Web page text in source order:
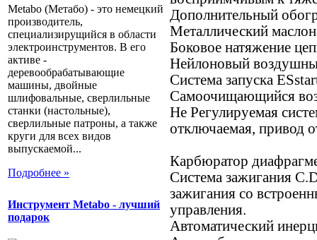
Metabo (Метабо) - это немецкий
производитель,
специализирущийся в области
электроинструментов. В его
активе -
деревообрабатывающие
машины, двойные
шлифовальные, сверлильные
станки (настольные),
сверлильные патроны, а также
круги для всех видов
выпускаемой...
Подробнее »
Инструмент Metabo - лучший
подарок
Дополнительный
Металлический
Боковое натяжение
Нейлоновый
Система запуска
Самоочищающийся
Не Регулируемая
отключаемая, привод
Карбюратор
Система зажигания
зажигания со
управления.
Автоматический